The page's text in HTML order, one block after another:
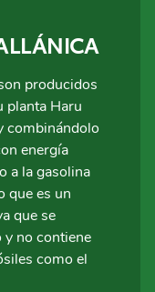
producidos
planta Haru
combinándolo
energía
a la gasolina
que es un
que se
y no contiene
como el